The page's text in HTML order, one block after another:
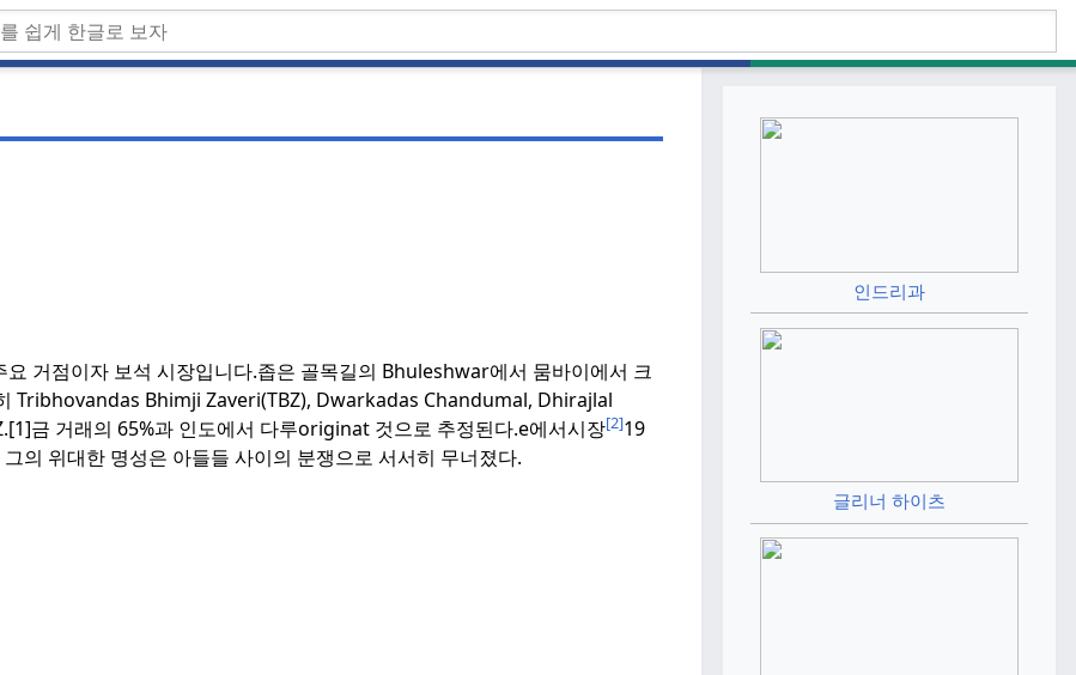
요 거점이자 보석 시장입니다.좁은 골목길의 Bhuleshwar에서 뭄바이에서 크
Tribhovandas Bhimji Zaveri(TBZ), Dwarkadas Chandumal, Dhirajlal
금 거래의 65%과 인도에서 다루originat 것으로 추정된다.e에서시장[2]19
의 위대한 명성은 아들들 사이의 분쟁으로 서서히 무너졌다.
인드리과
글리너 하이츠